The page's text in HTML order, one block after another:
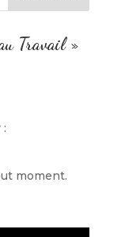
Travail »
moment.